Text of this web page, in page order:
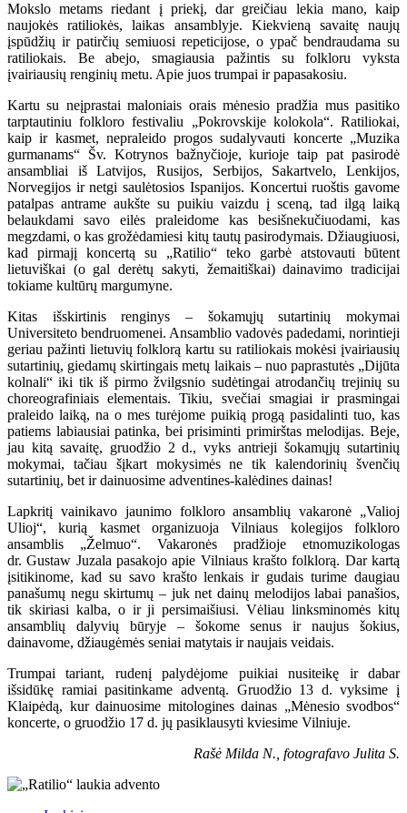
Mokslo metams riedant į priekį, dar greičiau lekia mano, kaip
naujokės ratiliokės, laikas ansamblyje. Kiekvieną savaitę naujų
įspūdžių ir patirčių semiuosi repeticijose, o ypač bendraudama su
ratiliokais. Be abejo, smagiausia pažintis su folkloru vyksta
įvairiausių renginių metu. Apie juos trumpai ir papasakosiu.
Kartu su neįprastai maloniais orais mėnesio pradžia mus pasitiko
tarptautiniu folkloro festivaliu „Pokrovskije kolokola“. Ratiliokai,
kaip ir kasmet, nepraleido progos sudalyvauti koncerte „Muzika
gurmanams“ Šv. Kotrynos bažnyčioje, kurioje taip pat pasirodė
ansambliai iš Latvijos, Rusijos, Serbijos, Sakartvelo, Lenkijos,
Norvegijos ir netgi saulėtosios Ispanijos. Koncertui ruoštis gavome
patalpas antrame aukšte su puikiu vaizdu į sceną, tad ilgą laiką
belaukdami savo eilės praleidome kas besišnekučiuodami, kas
megzdami, o kas grožėdamiesi kitų tautų pasirodymais. Džiaugiuosi,
kad pirmajį koncertą su „Ratilio“ teko garbė atstovauti būtent
lietuviškai (o gal derėtų sakyti, žemaitiškai) dainavimo tradicijai
tokiame kultūrų margumyne.
Kitas išskirtinis renginys – šokamųjų sutartinių mokymai
Universiteto bendruomenei. Ansamblio vadovės padedami, norintieji
geriau pažinti lietuvių folklorą kartu su ratiliokais mokėsi įvairiausių
sutartinių, giedamų skirtingais metų laikais – nuo paprastutės „Dijūta
kolnali“ iki tik iš pirmo žvilgsnio sudėtingai atrodančių trejinių su
choreografiniais elementais. Tikiu, svečiai smagiai ir prasmingai
praleido laiką, na o mes turėjome puikią progą pasidalinti tuo, kas
patiems labiausiai patinka, bei prisiminti primirštas melodijas. Beje,
jau kitą savaitę, gruodžio 2 d., vyks antrieji šokamųjų sutartinių
mokymai, tačiau šįkart mokysimės ne tik kalendorinių švenčių
sutartinių, bet ir dainuosime adventines-kalėdines dainas!
Lapkritį vainikavo jaunimo folkloro ansamblių vakaronė „Valioj
Ulioj“, kurią kasmet organizuoja Vilniaus kolegijos folkloro
ansamblis „Želmuo“. Vakaronės pradžioje etnomuzikologas
dr. Gustaw Juzala pasakojo apie Vilniaus krašto folklorą. Dar kartą
įsitikinome, kad su savo krašto lenkais ir gudais turime daugiau
panašumų negu skirtumų – juk net dainų melodijos labai panašios,
tik skiriasi kalba, o ir ji persimaišiusi. Vėliau linksminomės kitų
ansamblių dalyvių būryje – šokome senus ir naujus šokius,
dainavome, džiaugėmės seniai matytais ir naujais veidais.
Trumpai tariant, rudenį palydėjome puikiai nusiteikę ir dabar
išsidūkę ramiai pasitinkame adventą. Gruodžio 13 d. vyksime į
Klaipėdą, kur dainuosime mitologines dainas „Mėnesio svodbos“
koncerte, o gruodžio 17 d. jų pasiklausyti kviesime Vilniuje.
Rašė Milda N., fotografavo Julita S.